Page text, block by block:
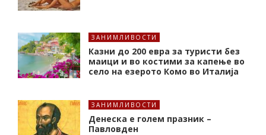
ЗАНИМЛИВОСТИ
Казни до 200 евра за туристи без
маици и во костими за капење во
село на езерото Комо во Италија
ЗАНИМЛИВОСТИ
Денеска е голем празник –
Павловден